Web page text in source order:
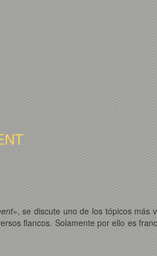
», se discute uno de los tópicos más
flancos. Solamente por ello es